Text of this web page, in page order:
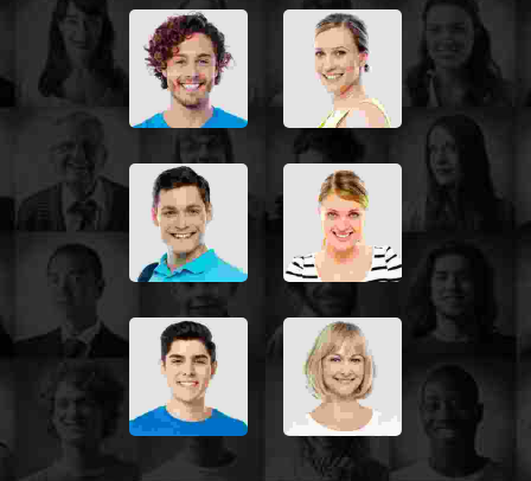
JOHN MILLER
Media Marketing Analyst
Donec nec justo eget felis
facilisis fermentum. Aliquam
porttitor mauris sit amet orci.
Aenean dignissim pellentesque
felis. Morbi in sem quis dui
placerat ornare. Pellentesque
odio nisi, euismod in, pharetra
PETER JACKSON
Accounts Management Officer